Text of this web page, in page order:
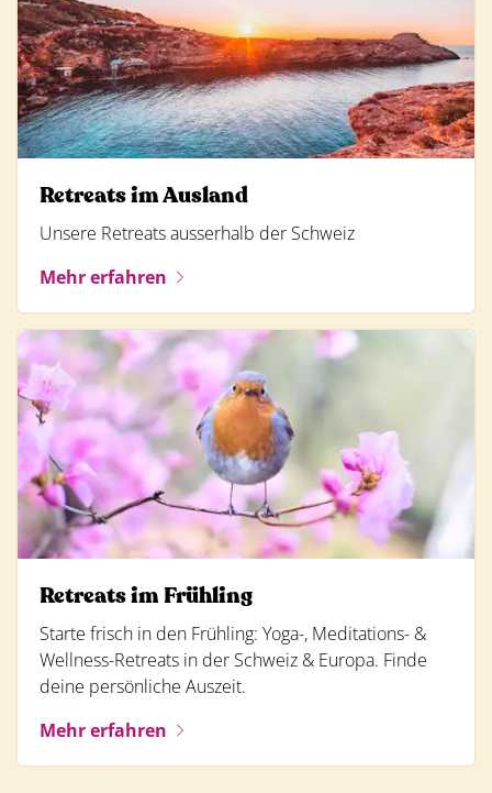
Retreats im Ausland
Unsere Retreats ausserhalb der Schweiz
Mehr erfahren
Retreats im Frühling
Starte frisch in den Frühling: Yoga-, Meditations- &
Wellness-Retreats in der Schweiz & Europa. Finde
deine persönliche Auszeit.
Mehr erfahren